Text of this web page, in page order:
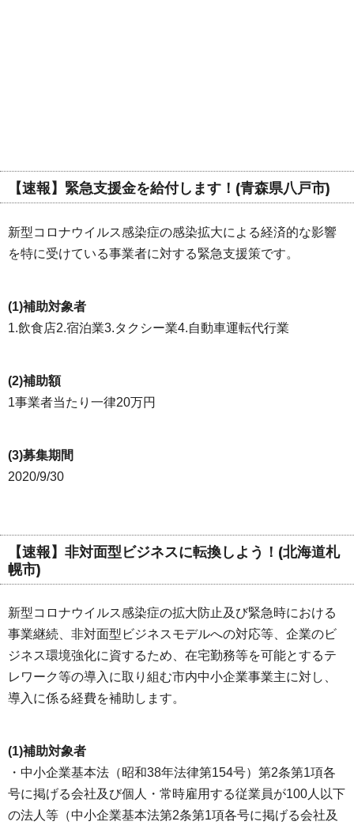
【速報】緊急支援金を給付します！(青森県八戸市)
新型コロナウイルス感染症の感染拡大による経済的な影響
を特に受けている事業者に対する緊急支援策です。
(1)補助対象者
1.飲食店2.宿泊業3.タクシー業4.自動車運転代行業
(2)補助額
1事業者当たり一律20万円
(3)募集期間
2020/9/30
【速報】非対面型ビジネスに転換しよう！(北海道札
幌市)
新型コロナウイルス感染症の拡大防止及び緊急時における
事業継続、非対面型ビジネスモデルへの対応等、企業のビ
ジネス環境強化に資するため、在宅勤務等を可能とするテ
レワーク等の導入に取り組む市内中小企業事業主に対し、
導入に係る経費を補助します。
(1)補助対象者
・中小企業基本法（昭和38年法律第154号）第2条第1項各
号に掲げる会社及び個人・常時雇用する従業員が100人以下
の法人等（中小企業基本法第2条第1項各号に掲げる会社及